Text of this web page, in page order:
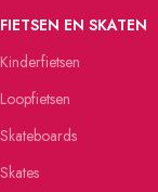
FIETSEN EN SKATEN
Kinderfietsen
Loopfietsen
Skateboards
Skates